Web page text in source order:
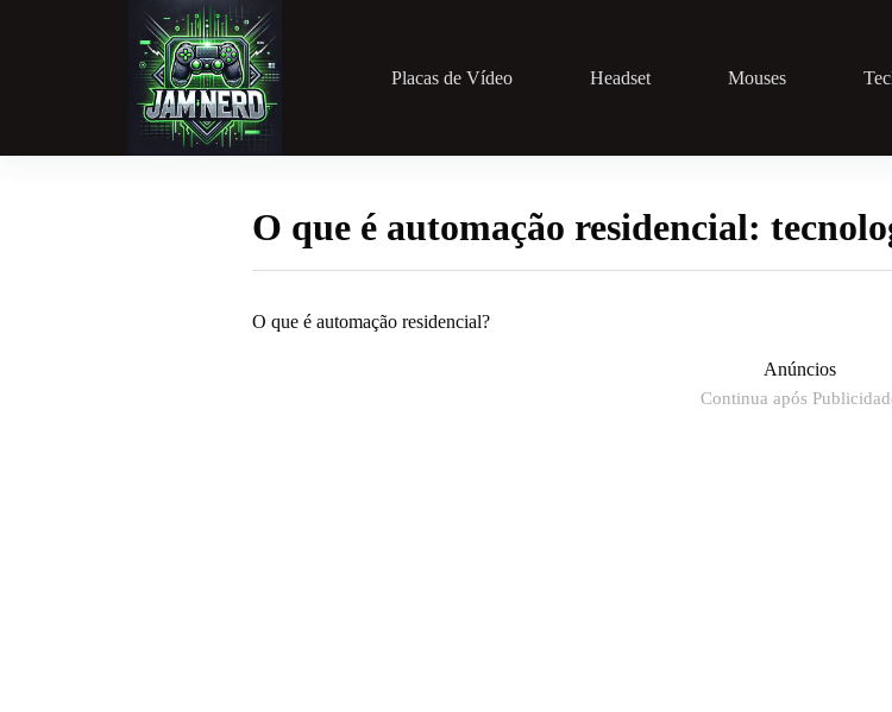
Placas de Vídeo Headset Mouses
O que é automação residencial:
O que é automação residencial?
Anúncios
Continua após